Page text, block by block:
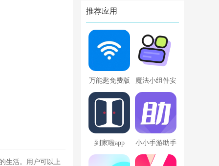
生活。用户可以上
推荐应用
万能匙免费版 魔法小组件安
到家啦app 小小手游助手
最新版